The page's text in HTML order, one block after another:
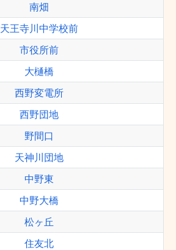
南畑
天王寺川中学校前
市役所前
大樋橋
西野変電所
西野団地
野間口
天神川団地
中野東
中野大橋
松ヶ丘
住友北